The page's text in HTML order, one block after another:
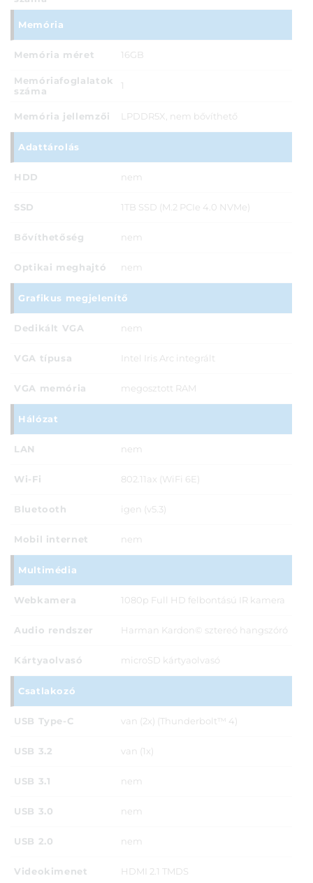
Memória
Memória méret 16GB
Memóriafoglalatok
száma
1
Memória jellemzői LPDDR5X, nem bővíthető
Adattárolás
HDD nem
SSD 1TB SSD (M.2 PCIe 4.0 NVMe)
Bővíthetőség nem
Optikai meghajtó nem
Grafikus megjelenítő
Dedikált VGA nem
VGA típusa Intel Iris Arc integrált
VGA memória megosztott RAM
Hálózat
LAN nem
Wi-Fi 802.11ax (WiFi 6E)
Bluetooth igen (v5.3)
Mobil internet nem
Multimédia
Webkamera 1080p Full HD felbontású IR kamera
Audio rendszer Harman Kardon© sztereó hangszóró
Kártyaolvasó microSD kártyaolvasó
Csatlakozó
USB Type-C van (2x) (Thunderbolt™ 4)
USB 3.2 van (1x)
USB 3.1 nem
USB 3.0 nem
USB 2.0 nem
Videokimenet HDMI 2.1 TMDS